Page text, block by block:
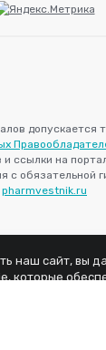
допускается
ссылки на
с обязательной
pharmvestnik.ru
наш сайт, вы
которые